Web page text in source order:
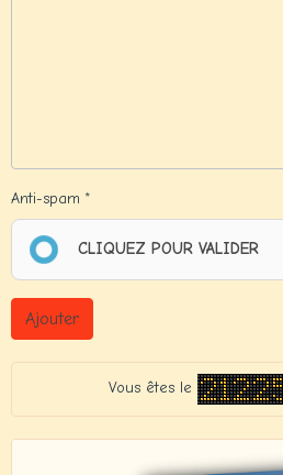
Anti-spam
CLIQUEZ POUR VALIDER
Ajouter
Vous êtes le